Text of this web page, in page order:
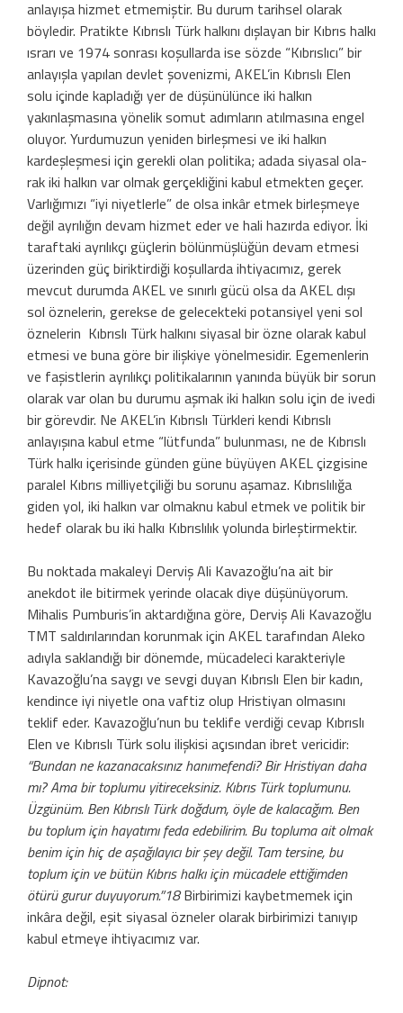
anlayışa hizmet etmemiştir. Bu durum tarihsel olarak
böyledir. Pratikte Kıbrıslı Türk halkını dışlayan bir Kıbrıs halkı
ıs­rarı ve 1974 sonrası koşullarda ise sözde “Kıbrıslıcı” bir
anlayışla yapılan devlet şo­venizmi, AKEL’in Kıbrıslı Elen
solu içinde kapladığı yer de düşünülünce iki halkın
yakınlaşmasına yönelik somut adımların atılmasına engel
oluyor. Yurdumuzun yeni­den birleşmesi ve iki halkın
kardeşleşmesi için gerekli olan politika; adada siyasal ola­
rak iki halkın var olmak gerçekliğini kabul etmekten geçer.
Varlığımızı “iyi niyetlerle” de olsa inkâr etmek birleşmeye
değil ay­rılığın devam hizmet eder ve hali hazırda ediyor. İki
taraftaki ayrılıkçı güçlerin bö­lünmüşlüğün devam etmesi
üzerinden güç biriktirdiği koşullarda ihtiyacımız, ge­rek
mevcut durumda AKEL ve sınırlı gücü olsa da AKEL dışı
sol öznelerin, gerekse de gelecekteki potansiyel yeni sol
öznelerin Kıbrıslı Türk halkını siyasal bir özne ola­rak kabul
etmesi ve buna göre bir ilişkiye yönelmesidir. Egemenlerin
ve faşistlerin ayrılıkçı politikalarının yanında büyük bir sorun
olarak var olan bu durumu aşmak iki halkın solu için de ivedi
bir görevdir. Ne AKEL’in Kıbrıslı Türkleri kendi Kıbrıslı
anlayışına kabul etme “lütfunda” bulunma­sı, ne de Kıbrıslı
Türk halkı içerisinde gün­den güne büyüyen AKEL çizgisine
paralel Kıbrıs milliyetçiliği bu sorunu aşamaz. Kıb­rıslılığa
giden yol, iki halkın var olmaknu kabul etmek ve politik bir
hedef olarak bu iki halkı Kıbrıslılık yolunda birleştirmektir.
Bu noktada makaleyi Derviş Ali Kava­zoğlu’na ait bir
anekdot ile bitirmek ye­rinde olacak diye düşünüyorum.
Mihalis Pumburis’in aktardığına göre, Derviş Ali Kavazoğlu
TMT saldırılarından korunmak için AKEL tarafından Aleko
adıyla saklan­dığı bir dönemde, mücadeleci karakteriyle
Kavazoğlu’na saygı ve sevgi duyan Kıbrıs­lı Elen bir kadın,
kendince iyi niyetle ona vaftiz olup Hristiyan olmasını
teklif eder. Kavazoğlu’nun bu teklife verdiği cevap Kıbrıslı
Elen ve Kıbrıslı Türk solu ilişkisi açısından ibret vericidir:
“Bundan ne kaza­nacaksınız hanımefendi? Bir Hristiyan daha
mı? Ama bir toplumu yitireceksiniz. Kıbrıs Türk toplumunu.
Üzgünüm. Ben Kıbrıs­lı Türk doğdum, öyle de kalacağım. Ben
bu toplum için hayatımı feda edebilirim. Bu top­luma ait olmak
benim için hiç de aşağılayıcı bir şey değil. Tam tersine, bu
toplum için ve bütün Kıbrıs halkı için mücadele ettiğimden
ötürü gurur duyuyorum.”18Birbirimizi kay­betmemek için
inkâra değil, eşit siyasal öz­neler olarak birbirimizi tanıyıp
kabul etme­ye ihtiyacımız var.
Dipnot: